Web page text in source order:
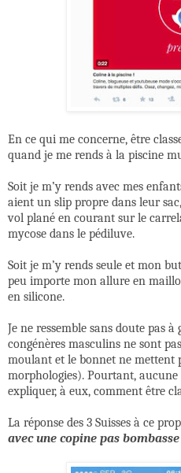
En ce qui me concerne, être
quand je me rends à la piscine
Soit je m’y rends avec mes
aient un slip propre dans leur
vol plané en courant sur le
mycose dans le pédiluve.
Soit je m’y rends seule et mon
peu importe mon allure en
en silicone.
Je ne ressemble sans doute pas
congénères masculins ne sont
moulant et le bonnet ne mettent
morphologies). Pourtant,
expliquer, à eux, comment être
La réponse des 3 Suisses à ce
avec une copine pas